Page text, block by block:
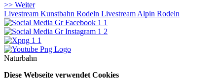
>> Weiter
Livestream Kunstbahn Rodeln Livestream Alpin Rodeln
Naturbahn
Diese Webseite verwendet Cookies